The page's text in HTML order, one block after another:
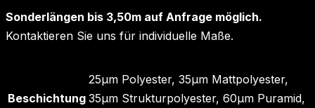
Sonderlängen bis 3,50m auf Anfrage möglich.
Kontaktieren Sie uns für individuelle Maße.
Beschichtung
25µm Polyester, 35µm Mattpolyester,
35µm Strukturpolyester, 60µm Puramid,